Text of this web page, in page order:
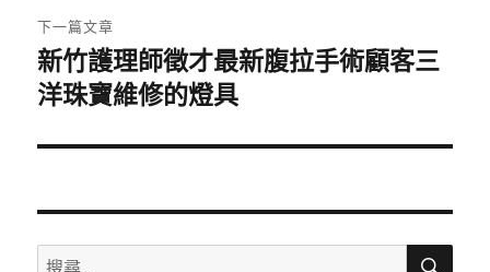
章:
下一篇文章
下
一
文
新竹護理師徵才最新腹拉手術顧客三
洋珠寶維修的燈具
搜
搜